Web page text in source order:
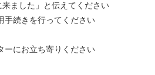
来ました」と伝えてください
続きを行ってください
にお立ち寄りください